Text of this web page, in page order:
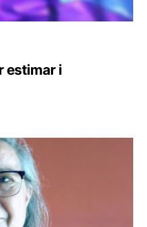
estimar i